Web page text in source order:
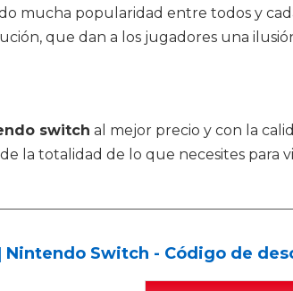
mucha popularidad entre todos y
que dan a los jugadores una
switch al mejor precio y con la
la totalidad de lo que necesites para
Switch - Código de